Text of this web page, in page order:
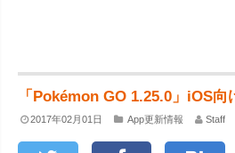
「Pokémon GO 1.25.0」iOS向
2017年02月01日 App更新情報 Staff